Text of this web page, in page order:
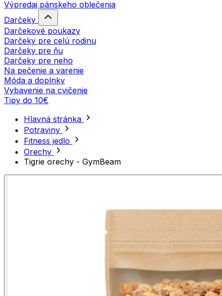
Výpredaj pánskeho oblečenia
Darčeky
Darčekové poukazy
Darčeky pre celú rodinu
Darčeky pre ňu
Darčeky pre neho
Na pečenie a varenie
Móda a doplnky
Vybavenie na cvičenie
Tipy do 10€
Hlavná stránka
Potraviny
Fitness jedlo
Orechy
Tigrie orechy - GymBeam